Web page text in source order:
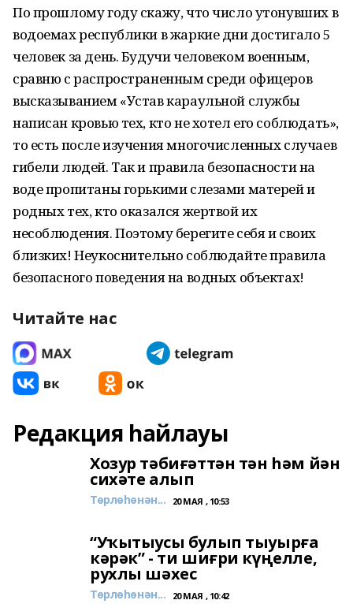
По прошлому году скажу, что число утонувших в
водоемах республики в жаркие дни достигало 5
человек за день. Будучи человеком военным,
сравню с распространенным среди офицеров
высказыванием «Устав караульной службы
написан кровью тех, кто не хотел его соблюдать»,
то есть после изучения многочисленных случаев
гибели людей. Так и правила безопасности на
воде пропитаны горькими слезами матерей и
родных тех, кто оказался жертвой их
несоблюдения. Поэтому берегите себя и своих
близких! Неукоснительно соблюдайте правила
безопасного поведения на водных объектах!
Читайте нас
Редакция һайлауы
Хозур тәбиғәттән тән һәм йән
сихәте алып
Төрлөһөнән... 20 МАЯ , 10:53
“Уҡытыусы булып тыуырға
кәрәк” - ти шиғри күңелле,
рухлы шәхес
Төрлөһөнән... 20 МАЯ , 10:42